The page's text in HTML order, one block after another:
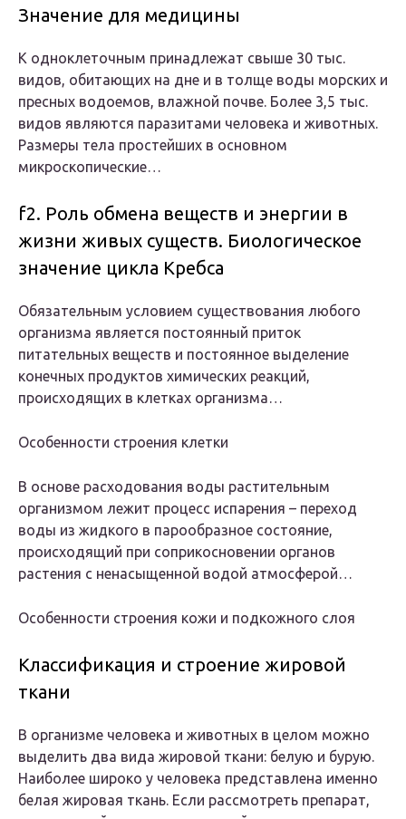
Значение для медицины
К одноклеточным принадлежат свыше 30 тыс.
видов, обитающих на дне и в толще воды морских и
пресных водоемов, влажной почве. Более 3,5 тыс.
видов являются паразитами человека и животных.
Размеры тела простейших в основном
микроскопические…
f2. Роль обмена веществ и энергии в
жизни живых существ. Биологическое
значение цикла Кребса
Обязательным условием существования любого
организма является постоянный приток
питательных веществ и постоянное выделение
конечных продуктов химических реакций,
происходящих в клетках организма…
Особенности строения клетки
В основе расходования воды растительным
организмом лежит процесс испарения – переход
воды из жидкого в парообразное состояние,
происходящий при соприкосновении органов
растения с ненасыщенной водой атмосферой…
Особенности строения кожи и подкожного слоя
Классификация и строение жировой
ткани
В организме человека и животных в целом можно
выделить два вида жировой ткани: белую и бурую.
Наиболее широко у человека представлена именно
белая жировая ткань. Если рассмотреть препарат,